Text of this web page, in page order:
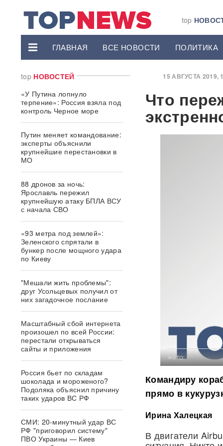
top
ГЛАВНАЯ ВСЕ НОВОСТИ ПОЛИТИКА
top НОВОСТЕЙ
«У Путина лопнуло
терпение»: Россия взяла под
контроль Черное море
Путин меняет командование:
эксперты объяснили
крупнейшие перестановки в
МО
88 дронов за ночь:
Ярославль пережил
крупнейшую атаку БПЛА ВСУ
с начала СВО
«93 метра под землей»:
Зеленского спрятали в
бункер после мощного удара
по Киеву
"Мешали жить проблемы":
друг Усольцевых получил от
них загадочное послание
Масштабный сбой интернета
произошел по всей России:
перестали открываться
сайты и приложения
Россия бьет по складам
шоколада и мороженого?
Подоляка объяснил причину
таких ударов ВС РФ
СМИ: 20-минутный удар ВС
РФ "приговорил систему"
ПВО Украины — Киев
15 АВГУСТА 2019,
Что
ФОТО:
Командиру
прямо в
Ирина Халецкая
В двигатели